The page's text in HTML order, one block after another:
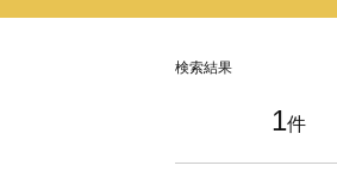
検索結果
1件